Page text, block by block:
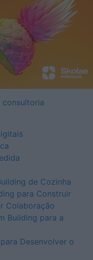
consultoria
de Cozinha
para Construir
Colaboração
Building para a
Desenvolver o